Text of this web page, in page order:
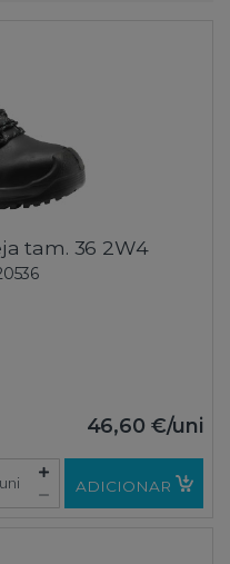
tam. 36 2W4
46,60 €/uni
uni ADICIONAR